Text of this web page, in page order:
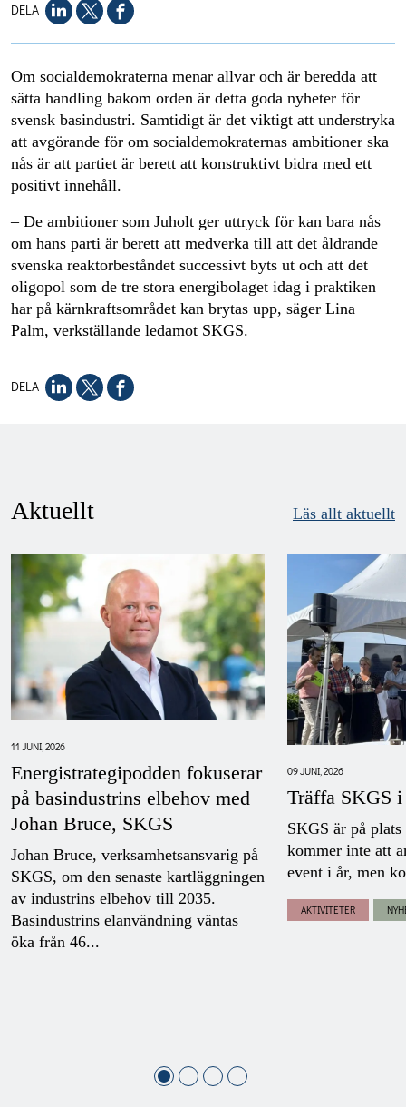
DELA
Om socialdemokraterna menar allvar och är beredda att
sätta handling bakom orden är detta goda nyheter för
svensk basindustri. Samtidigt är det viktigt att understryka
att avgörande för om socialdemokraternas ambitioner ska
nås är att partiet är berett att konstruktivt bidra med ett
positivt innehåll.
– De ambitioner som Juholt ger uttryck för kan bara nås
om hans parti är berett att medverka till att det åldrande
svenska reaktorbeståndet successivt byts ut och att det
oligopol som de tre stora energibolaget idag i praktiken
har på kärnkraftsområdet kan brytas upp, säger Lina
Palm, verkställande ledamot SKGS.
DELA
Aktuellt Läs allt aktuellt
11 JUNI, 2026
Energistrategipodden fokuserar
på basindustrins elbehov med
Johan Bruce, SKGS
Johan Bruce, verksamhetsansvarig på
SKGS, om den senaste kartläggningen
av industrins elbehov till 2035.
Basindustrins elanvändning väntas
öka från 46...
09 JUNI, 2026
Träffa SKGS
SKGS är på
kommer inte att
event i år, men
AKTIVITETER